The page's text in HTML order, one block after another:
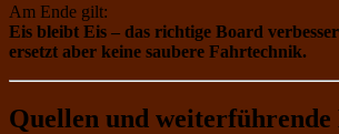
Am Ende gilt:
Eis bleibt Eis – das richtige Board
ersetzt aber keine saubere Fahrtechnik.
Quellen und